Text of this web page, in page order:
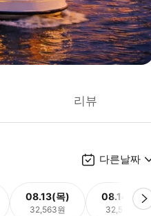
리뷰
다른날짜
08.13(목)
32,563원
08.14(금)
32,563원